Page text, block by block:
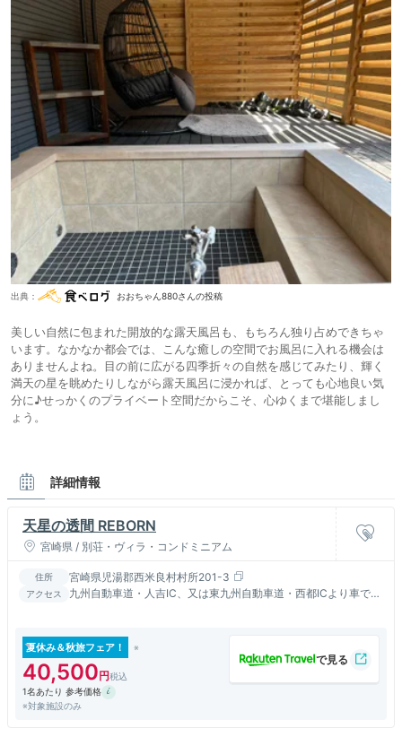
出典： おおちゃん880さんの投稿
美しい自然に包まれた開放的な露天風呂も、もちろん独り占めできちゃ
います。なかなか都会では、こんな癒しの空間でお風呂に入れる機会は
ありませんよね。目の前に広がる四季折々の自然を感じてみたり、輝く
満天の星を眺めたりしながら露天風呂に浸かれば、とっても心地良い気
分に♪せっかくのプライベート空間だからこそ、心ゆくまで堪能しまし
ょう。
詳細情報
天星の透間 REBORN
宮崎県 / 別荘・ヴィラ・コンドミニアム
住所 宮崎県児湯郡西米良村村所201-3
アクセス
九州自動車道・人吉IC、又は東九州自動車道・西都ICより車で約
夏休み＆秋旅フェア！
40,500
1名あたり 参考価格
※対象施設のみ